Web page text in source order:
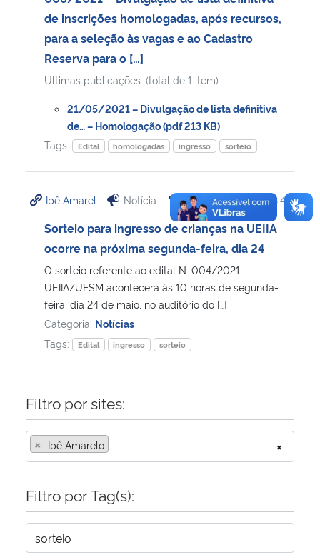
de inscrições homologadas, após recursos,
para a seleção às vagas e ao Cadastro
Reserva para o […]
Ultimas publicações: (total de 1 item)
21/05/2021 – Divulgação de lista definitiva
de… – Homologação (pdf 213 KB)
Tags:
Edital homologadas ingresso sorteio
Ipê Amarel Notícia 21/05/2021 13:49
Sorteio para ingresso de crianças na UEIIA
ocorre na próxima segunda-feira, dia 24
O sorteio referente ao edital N. 004/2021 –
UEIIA/UFSM acontecerá às 10 horas de segunda-
feira, dia 24 de maio, no auditório do […]
Categoria: Notícias
Tags:
Edital ingresso sorteio
Filtro por sites:
×
× Ipê Amarelo
Filtro por Tag(s):